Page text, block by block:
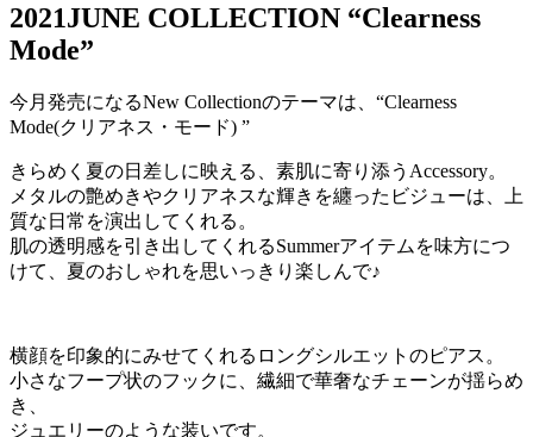
2021JUNE COLLECTION “Clearness
Mode”
今月発売になるNew Collectionのテーマは、“Clearness
Mode(クリアネス・モード) ”
きらめく夏の日差しに映える、素肌に寄り添うAccessory。
メタルの艶めきやクリアネスな輝きを纏ったビジューは、上
質な日常を演出してくれる。
肌の透明感を引き出してくれるSummerアイテムを味方につ
けて、夏のおしゃれを思いっきり楽しんで♪
横顔を印象的にみせてくれるロングシルエットのピアス。
小さなフープ状のフックに、繊細で華奢なチェーンが揺らめ
き、
ジュエリーのような装いです。